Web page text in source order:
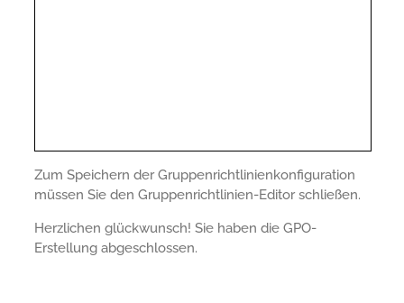
Zum Speichern der Gruppenrichtlinienkonfiguration
müssen Sie den Gruppenrichtlinien-Editor schließen.
Herzlichen glückwunsch! Sie haben die GPO-
Erstellung abgeschlossen.